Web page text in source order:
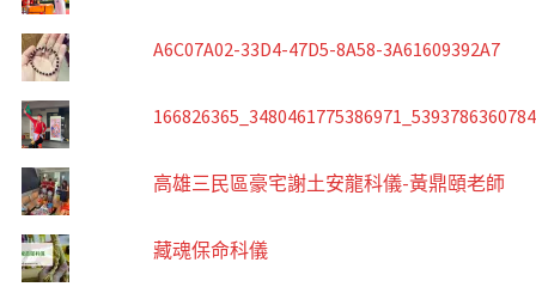
A6C07A02-33D4-47D5-8A58-3A61609392A7
高雄三民區豪宅謝土安龍科儀-黃鼎頤老師
藏魂保命科儀